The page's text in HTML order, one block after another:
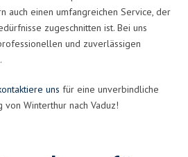
auch einen umfangreichen Service, der
zugeschnitten ist. Bei uns
und zuverlässigen
uns für eine unverbindliche
Winterthur nach Vaduz!